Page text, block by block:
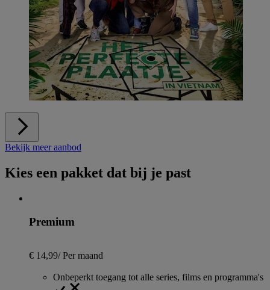
Bekijk meer aanbod
Kies een pakket dat bij je past
Premium
€ 14,99/Per maand
Onbeperkt toegang tot alle series, films en programma's